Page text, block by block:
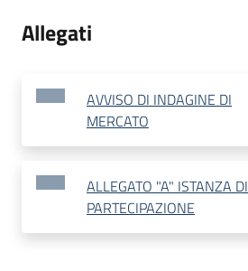
Allegati
AVVISO DI INDAGINE DI
MERCATO
ALLEGATO "A" ISTANZA DI
PARTECIPAZIONE